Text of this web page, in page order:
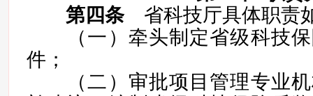
第四条省科技厅具体职责
（一）牵头制定省级科技保
件；
（二）审批项目管理专业机